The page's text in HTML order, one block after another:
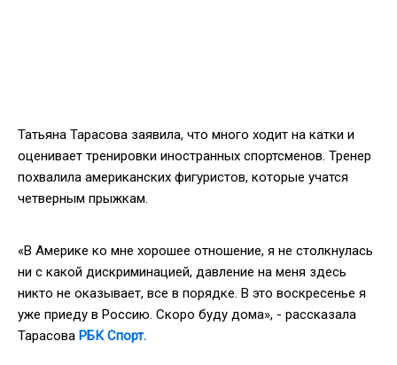
Татьяна Тарасова заявила, что много ходит на катки и
оценивает тренировки иностранных спортсменов. Тренер
похвалила американских фигуристов, которые учатся
четверным прыжкам.
«В Америке ко мне хорошее отношение, я не столкнулась
ни с какой дискриминацией, давление на меня здесь
никто не оказывает, все в порядке. В это воскресенье я
уже приеду в Россию. Скоро буду дома», - рассказала
Тарасова РБК Спорт.